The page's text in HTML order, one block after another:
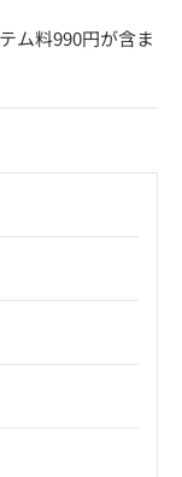
ム料990円が含ま